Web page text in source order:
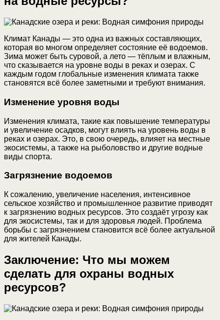
Климат Канады — это одна из важных составляющих,
которая во многом определяет состояние её водоемов.
Зима может быть суровой, а лето — тёплым и влажным,
что сказывается на уровне воды в реках и озерах. С
каждым годом глобальные изменения климата также
становятся всё более заметными и требуют внимания.
Изменение уровня воды
Изменения климата, такие как повышение температуры
и увеличение осадков, могут влиять на уровень воды в
реках и озерах. Это, в свою очередь, влияет на местные
экосистемы, а также на рыболовство и другие водные
виды спорта.
Загрязнение водоемов
К сожалению, увеличение населения, интенсивное
сельское хозяйство и промышленное развитие приводят
к загрязнению водных ресурсов. Это создаёт угрозу как
для экосистемы, так и для здоровья людей. Проблема
борьбы с загрязнением становится всё более актуальной
для жителей Канады.
Заключение: Что мы можем
сделать для охраны водных
ресурсов?